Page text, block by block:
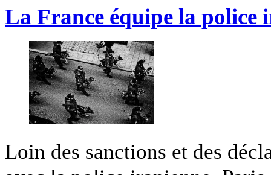
La France équipe la police
Loin des sanctions et des